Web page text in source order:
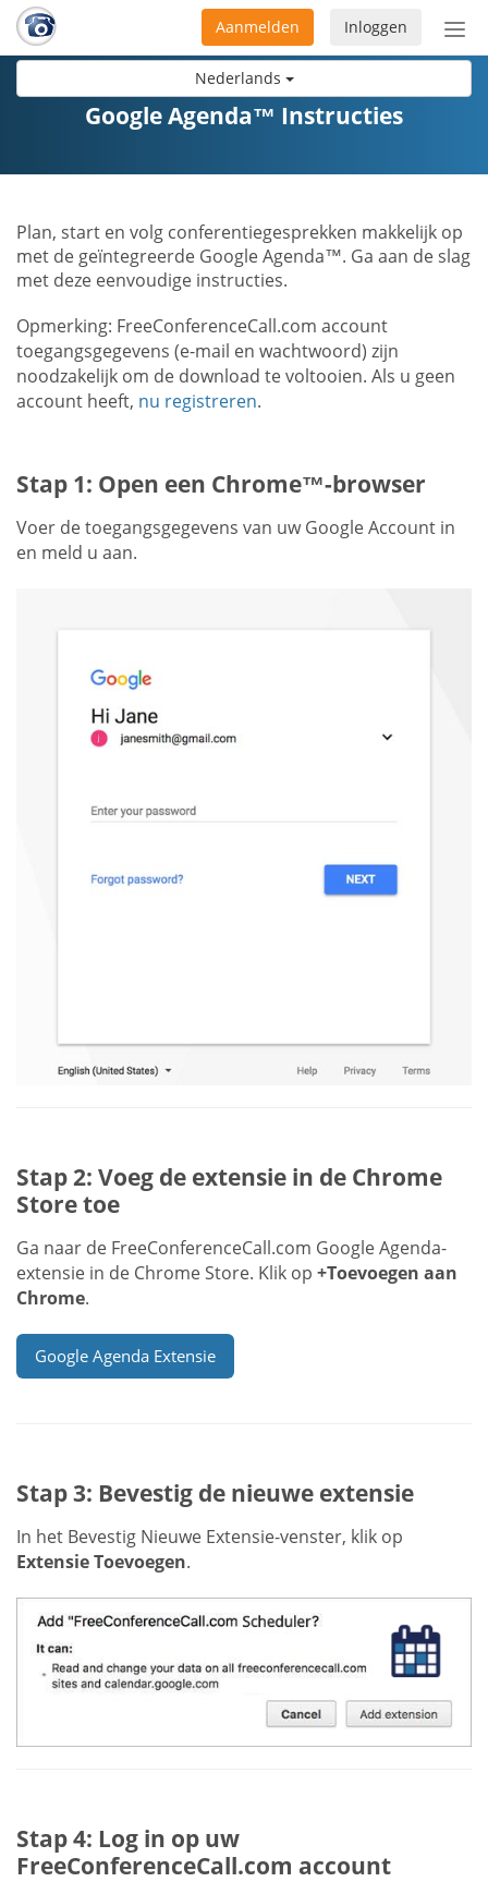
Nederlands
Inloggen
Aanmelden
Google Agenda™ Instructies
Plan, start en volg conferentiegesprekken makkelijk op
met de geïntegreerde Google Agenda™. Ga aan de slag
met deze eenvoudige instructies.
Opmerking: FreeConferenceCall.com account
toegangsgegevens (e-mail en wachtwoord) zijn
noodzakelijk om de download te voltooien. Als u geen
account heeft, nu registreren.
Stap 1: Open een Chrome™-browser
Voer de toegangsgegevens van uw Google Account in
en meld u aan.
Stap 2: Voeg de extensie in de Chrome
Store toe
Ga naar de FreeConferenceCall.com Google Agenda-
extensie in de Chrome Store. Klik op +Toevoegen aan
Chrome.
Google Agenda Extensie
Stap 3: Bevestig de nieuwe extensie
In het Bevestig Nieuwe Extensie-venster, klik op
Extensie Toevoegen.
Stap 4: Log in op uw
FreeConferenceCall.com account